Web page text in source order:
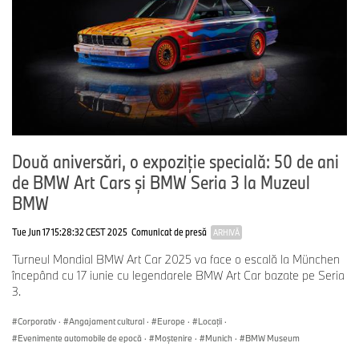
Două aniversări, o expoziţie specială: 50 de ani
de BMW Art Cars şi BMW Seria 3 la Muzeul
BMW
Tue Jun 17 15:28:32 CEST 2025 Comunicat de presă ARHIVĂ
Turneul Mondial BMW Art Car 2025 va face o escală la München
începând cu 17 iunie cu legendarele BMW Art Car bazate pe Seria
3.
Corporativ · Angajament cultural · Europe · Locații ·
Evenimente automobile de epocă · Moștenire · Munich · BMW Museum